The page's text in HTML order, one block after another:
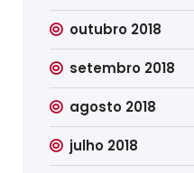
outubro 2018
setembro 2018
agosto 2018
julho 2018